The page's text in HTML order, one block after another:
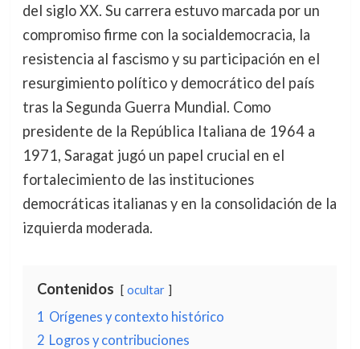
del siglo XX. Su carrera estuvo marcada por un
compromiso firme con la socialdemocracia, la
resistencia al fascismo y su participación en el
resurgimiento político y democrático del país
tras la Segunda Guerra Mundial. Como
presidente de la República Italiana de 1964 a
1971, Saragat jugó un papel crucial en el
fortalecimiento de las instituciones
democráticas italianas y en la consolidación de la
izquierda moderada.
Contenidos ocultar
1 Orígenes y contexto histórico
2 Logros y contribuciones